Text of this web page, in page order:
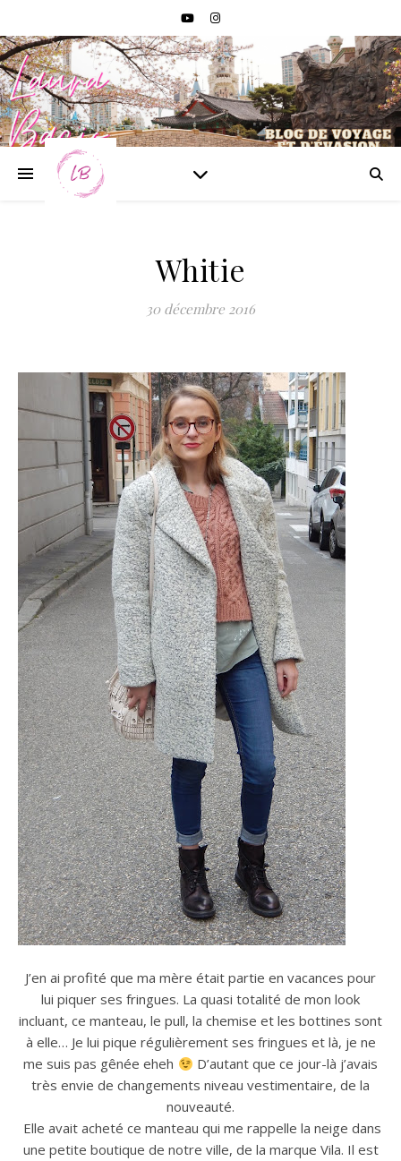
Whitie
30 décembre 2016
J’en ai profité que ma mère était partie en vacances pour
lui piquer ses fringues. La quasi totalité de mon look
incluant, ce manteau, le pull, la chemise et les bottines sont
à elle… Je lui pique régulièrement ses fringues et là, je ne
me suis pas gênée eheh
D’autant que ce jour-là j’avais
très envie de changements niveau vestimentaire, de la
nouveauté.
Elle avait acheté ce manteau qui me rappelle la neige dans
une petite boutique de notre ville, de la marque Vila. Il est